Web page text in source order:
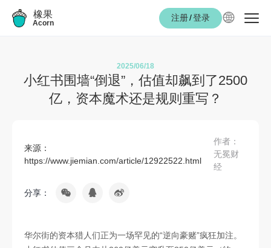
橡果
Acorn
注册/登录
2025/06/18
小红书围墙“倒退”，估值却飙到了2500
亿，资本魔术还是规则重写？
来源：
https://www.jiemian.com/article/12922522.html
作者：
无冕财
经
分享：
华尔街的资本猎人们正为一场罕见的“逆向豪赌”疯狂加注。